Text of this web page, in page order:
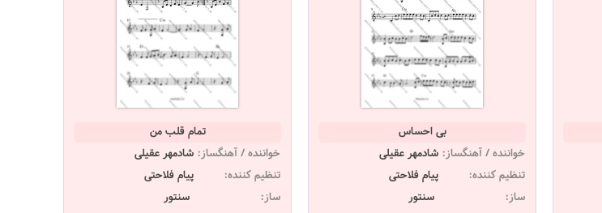
بی احساس
خواننده / آهنگساز: شادمهر عقیلی
تنظیم کننده:
پیام فلاحتی
ساز:
سنتور
تمام قلب من
خواننده / آهنگساز: شادمهر عقیلی
تنظیم کننده:
پیام فلاحتی
ساز:
سنتور